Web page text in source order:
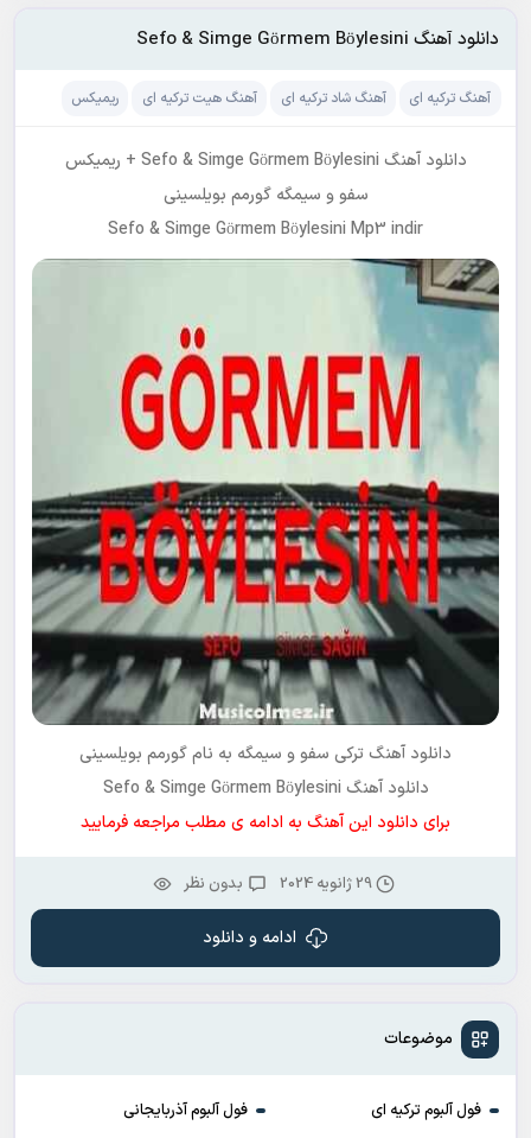
موضوعات
فول آلبوم ترکیه ای
فول آلبوم آذربایجانی
دانلود آهنگ Sefo & Simge Görmem Böylesini
آهنگ ترکیه ای آهنگ شاد ترکیه ای آهنگ هیت ترکیه ای ریمیکس
دانلود آهنگ Sefo & Simge Görmem Böylesini + ریمیکس
سفو و سیمگه گورمم بویلسینی
Sefo & Simge Görmem Böylesini Mp3 indir
دانلود آهنگ ترکی سفو و سیمگه به نامگورمم بویلسینی
دانلود آهنگ Sefo & Simge Görmem Böylesini
برای دانلود این آهنگ به ادامه ی مطلب مراجعه فرمایید
29 ژانویه 2024 بدون نظر
ادامه و دانلود